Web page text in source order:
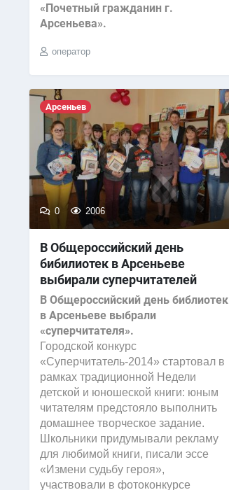
«Почетный гражданин г.
Арсеньева».
оператор
Арсеньев
0 2006
В Общероссийский день
бибилиотек в Арсеньеве
выбирали суперчитателей
В Общероссийский день библиотек
в Арсеньеве выбрали
«суперчитателя».
Городской конкурс
«Суперчитатель-2014» стартовал в
рамках традиционной Недели
детской и юношеской книги: юным
читателям предстояло выполнить
домашнее творческое задание.
Школьники придумывали рекламу
для любимой книги, писали эссе
«Измени судьбу героя»,
участвовали в фотоконкурсе